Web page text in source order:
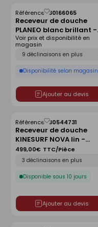
Receveur de douche
PLANEO blanc brillant -
180 x 90 cm
Référence :30166065
Déclinaison
Disponibilité selon magasin
Voir prix et disponibilité en
magasin
Ajouter au devis
Enregistrer
comme
liste
Receveur de douche
KINESURF NOVA lin -
140x90 cm
Référence :30544731
Disponible sous 10 jours
499,00€ TTC/Pièce
Ajouter au devis
Enregistrer
comme
liste